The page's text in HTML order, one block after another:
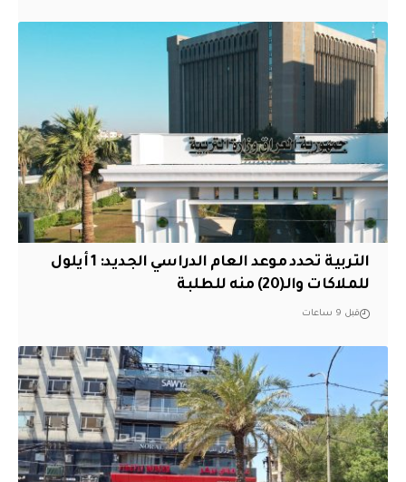
التربية تحدد موعد العام الدراسي الجديد: 1 أيلول
للملاكات والـ(20) منه للطلبة
قبل 9 ساعات